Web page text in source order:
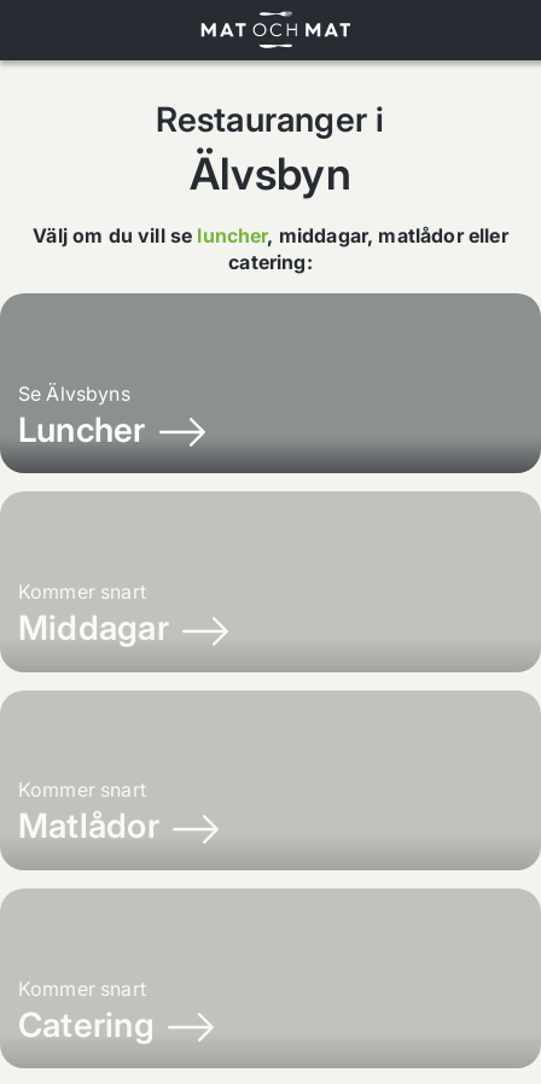
Restauranger i
Älvsbyn
Välj om du vill se luncher, middagar, matlådoreller
catering:
Se Älvsbyns
Luncher
Kommer snart
Middagar
Kommer snart
Matlådor
Kommer snart
Catering